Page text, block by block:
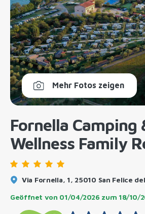
Mehr Fotos zeigen
Fornella Camping
Wellness Family
Via Fornella, 1, 25010 San Felice
Geöffnet von 01/04/2026 zum 18/10/